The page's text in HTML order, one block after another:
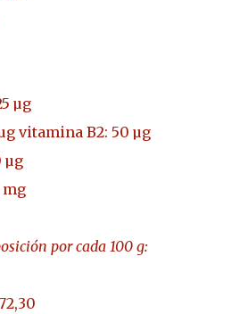
µg
vitamina B2: 50 µg
µg
mg
por cada 100 g: